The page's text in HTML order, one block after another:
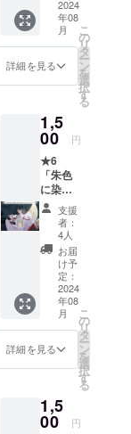
●パート
ボイス
仕様
「朱色
に染ま
る、美
しき社
●「朱色
に染ま
る、美
しき社
で」
キービ
ジュア
ル壁紙
●「朱色
に染ま
る、美
しき社
で」ス
タッ
フ、
キャス
トコメ
2024
年08
月
詳細を見る
こ
の
リ
タ
ー
ン
を
選
択
す
る
1,5
00 円
★6
「朱色
に染ま
る、美
しき社
で」サ
ウンド
トラッ
クコー
●「朱色
に染ま
る、美
しき社
で」デ
ジタル
ドト
ラック
支援
者：
4人
お届
け予
定：
2024
年08
月
詳細を見る
こ
の
リ
タ
ー
ン
を
選
択
す
る
1,5
00 円